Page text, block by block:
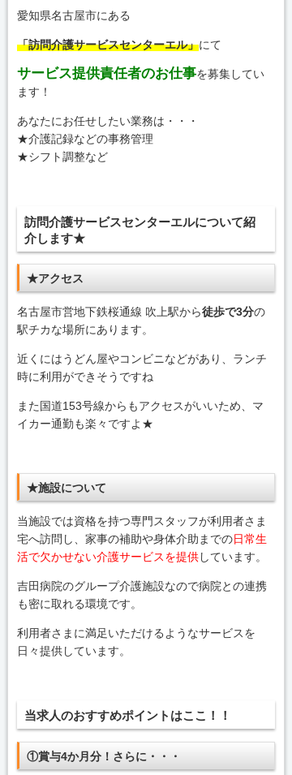
愛知県名古屋市にある
「訪問介護サービスセンターエル」にて
サービス提供責任者のお仕事を募集してい
ます！
あなたにお任せしたい業務は・・・
★介護記録などの事務管理
★シフト調整など
訪問介護サービスセンターエルについて紹
介します★
★アクセス
名古屋市営地下鉄桜通線 吹上駅から徒歩で3分の
駅チカな場所にあります。
近くにはうどん屋やコンビニなどがあり、ランチ
時に利用ができそうですね
また国道153号線からもアクセスがいいため、マ
イカー通勤も楽々ですよ★
★施設について
当施設では資格を持つ専門スタッフが利用者さま
宅へ訪問し、家事の補助や身体介助までの日常生
活で欠かせない介護サービスを提供しています。
吉田病院のグループ介護施設なので病院との連携
も密に取れる環境です。
利用者さまに満足いただけるようなサービスを
日々提供しています。
当求人のおすすめポイントはここ！！
①賞与4か月分！さらに・・・